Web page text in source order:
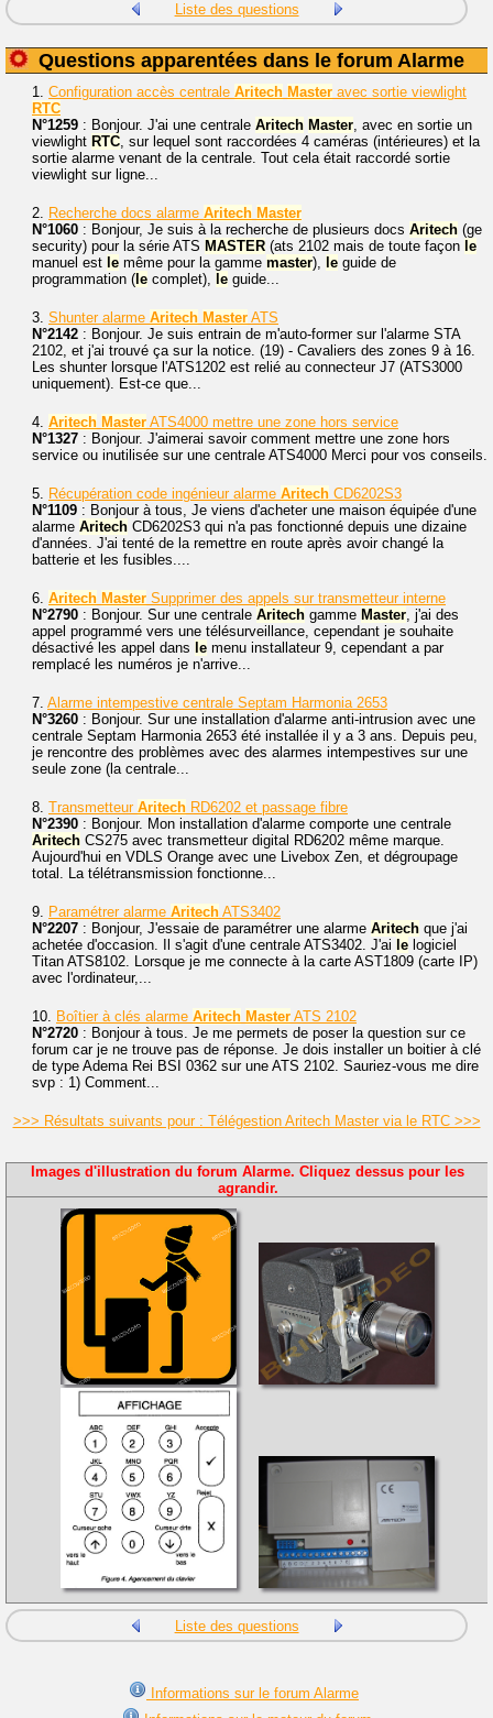
Liste des questions
Questions apparentées dans le forum Alarme
1. Configuration accès centrale Aritech Master avec sortie viewlight
RTC
N°1259 : Bonjour. J'ai une centrale Aritech Master, avec en sortie un
viewlight RTC, sur lequel sont raccordées 4 caméras (intérieures) et la
sortie alarme venant de la centrale. Tout cela était raccordé sortie
viewlight sur ligne...
2. Recherche docs alarme Aritech Master
N°1060 : Bonjour, Je suis à la recherche de plusieurs docs Aritech (ge
security) pour la série ATS MASTER (ats 2102 mais de toute façon le
manuel est le même pour la gamme master), le guide de
programmation ( le complet), le guide...
3. Shunter alarme Aritech Master ATS
N°2142 : Bonjour. Je suis entrain de m'auto-former sur l'alarme STA
2102, et j'ai trouvé ça sur la notice. (19) - Cavaliers des zones 9 à 16.
Les shunter lorsque l'ATS1202 est relié au connecteur J7 (ATS3000
uniquement). Est-ce que...
4. Aritech Master ATS4000 mettre une zone hors service
N°1327 : Bonjour. J'aimerai savoir comment mettre une zone hors
service ou inutilisée sur une centrale ATS4000 Merci pour vos conseils.
5. Récupération code ingénieur alarme Aritech CD6202S3
N°1109 : Bonjour à tous, Je viens d'acheter une maison équipée d'une
alarme Aritech CD6202S3 qui n'a pas fonctionné depuis une dizaine
d'années. J'ai tenté de la remettre en route après avoir changé la
batterie et les fusibles....
6. Aritech Master Supprimer des appels sur transmetteur interne
N°2790 : Bonjour. Sur une centrale Aritech gamme Master, j'ai des
appel programmé vers une télésurveillance, cependant je souhaite
désactivé les appel dans le menu installateur 9, cependant a par
remplacé les numéros je n'arrive...
7. Alarme intempestive centrale Septam Harmonia 2653
N°3260 : Bonjour. Sur une installation d'alarme anti-intrusion avec une
centrale Septam Harmonia 2653 été installée il y a 3 ans. Depuis peu,
je rencontre des problèmes avec des alarmes intempestives sur une
seule zone (la centrale...
8. Transmetteur Aritech RD6202 et passage fibre
N°2390 : Bonjour. Mon installation d'alarme comporte une centrale
Aritech CS275 avec transmetteur digital RD6202 même marque.
Aujourd'hui en VDLS Orange avec une Livebox Zen, et dégroupage
total. La télétransmission fonctionne...
9. Paramétrer alarme Aritech ATS3402
N°2207 : Bonjour, J'essaie de paramétrer une alarme Aritech que j'ai
achetée d'occasion. Il s'agit d'une centrale ATS3402. J'ai le logiciel
Titan ATS8102. Lorsque je me connecte à la carte AST1809 (carte IP)
avec l'ordinateur,...
10. Boîtier à clés alarme Aritech Master ATS 2102
N°2720 : Bonjour à tous. Je me permets de poser la question sur ce
forum car je ne trouve pas de réponse. Je dois installer un boitier à clé
de type Adema Rei BSI 0362 sur une ATS 2102. Sauriez-vous me dire
svp : 1) Comment...
>>> Résultats suivants pour : Télégestion Aritech Master via le RTC >>>
Images d'illustration du forum Alarme. Cliquez dessus pour les
agrandir.
Liste des questions
Informations sur le forum Alarme